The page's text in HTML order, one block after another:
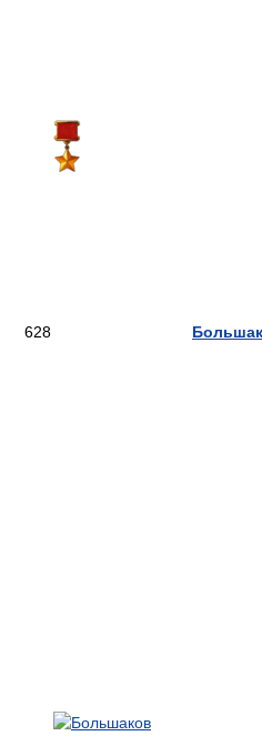
628